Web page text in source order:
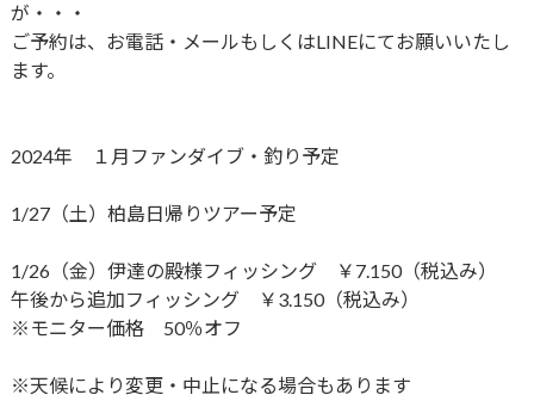
が・・・
ご予約は、お電話・メールもしくはLINEにてお願いいたし
ます。
2024年 １月ファンダイブ・釣り予定
1/27（土）柏島日帰りツアー予定
1/26（金）伊達の殿様フィッシング ￥7.150（税込み）
午後から追加フィッシング ￥3.150（税込み）
※モニター価格 50％オフ
※天候により変更・中止になる場合もあります